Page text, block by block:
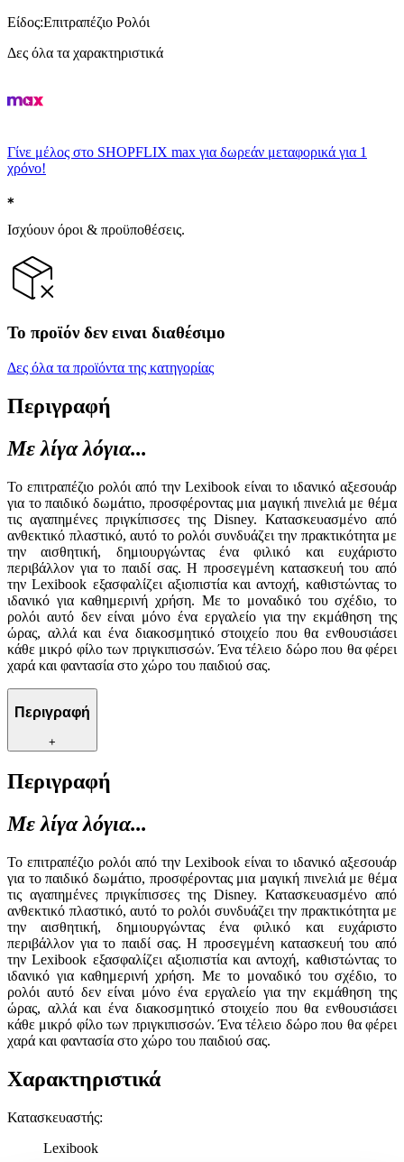
Είδος:Επιτραπέζιο Ρολόι
Δες όλα τα χαρακτηριστικά
Γίνε μέλος στο SHOPFLIX max για δωρεάν μεταφορικά για 1
χρόνο!
Ισχύουν όροι & προϋποθέσεις.
Το προϊόν δεν ειναι διαθέσιμο
Δες όλα τα προϊόντα της κατηγορίας
Περιγραφή
Με λίγα λόγια...
Το επιτραπέζιο ρολόι από την Lexibook είναι το ιδανικό αξεσουάρ
για το παιδικό δωμάτιο, προσφέροντας μια μαγική πινελιά με θέμα
τις αγαπημένες πριγκίπισσες της Disney. Κατασκευασμένο από
ανθεκτικό πλαστικό, αυτό το ρολόι συνδυάζει την πρακτικότητα με
την αισθητική, δημιουργώντας ένα φιλικό και ευχάριστο
περιβάλλον για το παιδί σας. Η προσεγμένη κατασκευή του από
την Lexibook εξασφαλίζει αξιοπιστία και αντοχή, καθιστώντας το
ιδανικό για καθημερινή χρήση. Με το μοναδικό του σχέδιο, το
ρολόι αυτό δεν είναι μόνο ένα εργαλείο για την εκμάθηση της
ώρας, αλλά και ένα διακοσμητικό στοιχείο που θα ενθουσιάσει
κάθε μικρό φίλο των πριγκιπισσών. Ένα τέλειο δώρο που θα φέρει
χαρά και φαντασία στο χώρο του παιδιού σας.
Περιγραφή
+
Περιγραφή
Με λίγα λόγια...
Το επιτραπέζιο ρολόι από την Lexibook είναι το ιδανικό αξεσουάρ
για το παιδικό δωμάτιο, προσφέροντας μια μαγική πινελιά με θέμα
τις αγαπημένες πριγκίπισσες της Disney. Κατασκευασμένο από
ανθεκτικό πλαστικό, αυτό το ρολόι συνδυάζει την πρακτικότητα με
την αισθητική, δημιουργώντας ένα φιλικό και ευχάριστο
περιβάλλον για το παιδί σας. Η προσεγμένη κατασκευή του από
την Lexibook εξασφαλίζει αξιοπιστία και αντοχή, καθιστώντας το
ιδανικό για καθημερινή χρήση. Με το μοναδικό του σχέδιο, το
ρολόι αυτό δεν είναι μόνο ένα εργαλείο για την εκμάθηση της
ώρας, αλλά και ένα διακοσμητικό στοιχείο που θα ενθουσιάσει
κάθε μικρό φίλο των πριγκιπισσών. Ένα τέλειο δώρο που θα φέρει
χαρά και φαντασία στο χώρο του παιδιού σας.
Χαρακτηριστικά
Κατασκευαστής:
Lexibook